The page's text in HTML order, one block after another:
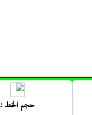
حجم الخط :